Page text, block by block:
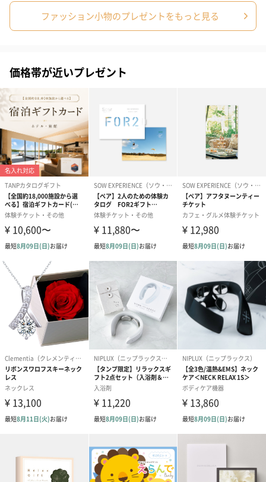
ファッション小物のプレゼントをもっと見る
価格帯が近いプレゼント